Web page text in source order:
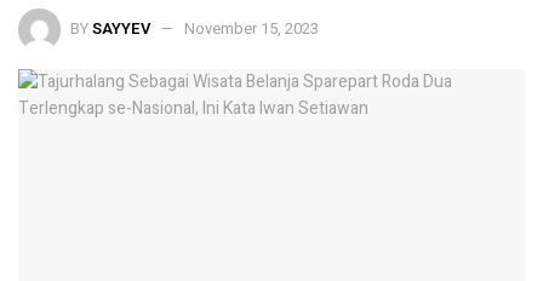
BYSAYYEV November 15, 2023